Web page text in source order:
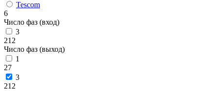
Tescom
6
Число фаз (вход)
3
212
Число фаз (выход)
1
27
3
212